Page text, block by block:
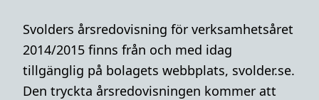
Svolders årsredovisning för verksamhetsåret
2014/2015 finns från och med idag
tillgänglig på bolagets webbplats, svolder.se.
Den tryckta årsredovisningen kommer att